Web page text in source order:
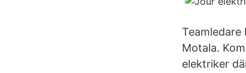
Teamledare
Motala.
elektriker